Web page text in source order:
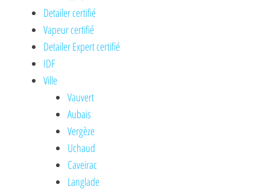
Detailer certifié
Vapeur certifié
Detailer Expert certifié
IDF
Ville
Vauvert
Aubais
Vergèze
Uchaud
Caveirac
Langlade